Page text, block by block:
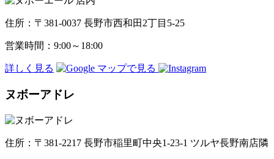
住所：〒381-0037 長野市西和田2丁目5-25
営業時間：9:00～18:00
詳しく見る
ヌボーアドレ
住所：〒381-2217 長野市稲里町中央1-23-1 ツルヤ長野南店隣